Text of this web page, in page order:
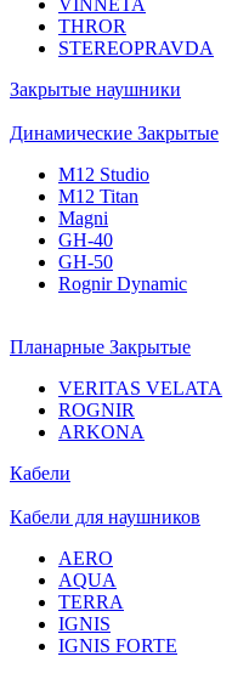
THROR
STEREOPRAVDA
Закрытые наушники
Динамические Закрытые
M12 Studio
M12 Titan
Magni
GH-40
GH-50
Rognir Dynamic
Планарные Закрытые
VERITAS VELATA
ROGNIR
ARKONA
Кабели
Кабели для наушников
AERO
AQUA
TERRA
IGNIS
IGNIS FORTE